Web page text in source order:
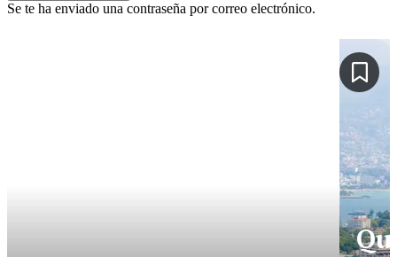
Se te ha enviado una contraseña por correo electrónico.